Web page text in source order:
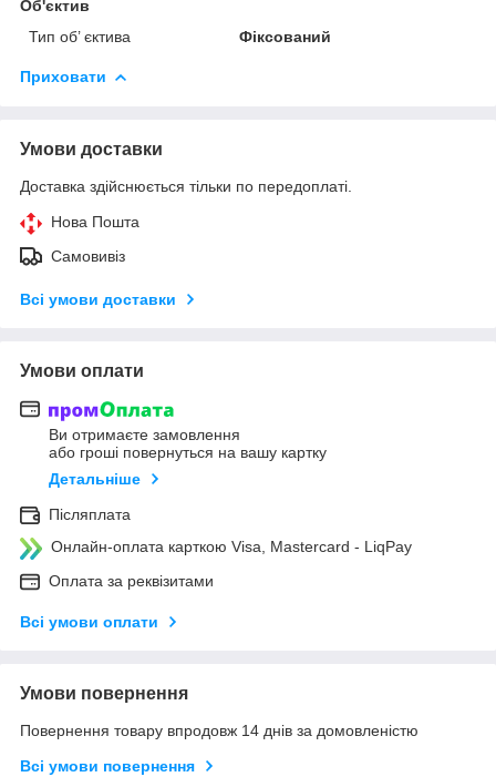
Об'єктив
Тип об’ єктива
Фіксований
Приховати
Умови доставки
Доставка здійснюється тільки по передоплаті.
Нова Пошта
Самовивіз
Всі умови доставки
Умови оплати
Ви отримаєте замовлення
або гроші повернуться на вашу картку
Детальніше
Післяплата
Онлайн-оплата карткою Visa, Mastercard - LiqPay
Оплата за реквізитами
Всі умови оплати
Умови повернення
Повернення товару впродовж 14 днів за домовленістю
Всі умови повернення